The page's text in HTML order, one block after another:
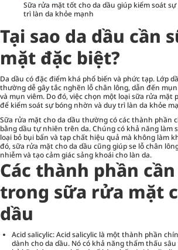
Sữa rửa mặt tốt cho da dầu giúp kiểm soát
trì làn da khỏe mạnh
Tại sao da dầu cần
mặt đặc biệt?
Da dầu có đặc điểm khá phổ biến và phức tạp. Lớp
thường dễ gây tắc nghẽn lỗ chân lông, dẫn đến
và mụn viêm. Do đó, việc chọn một loại sữa rửa
để kiểm soát sự bóng nhờn và duy trì làn da khỏe
Sữa rửa mặtcho da dầu thường có các thành phần
bằng dầu tự nhiên trên da. Chúng có khả năng làm
loại bỏ bụi bẩn và tạp chất hiệu quả mà không làm
đó, sữa rửa mặt cho da dầu cũng giúp se lỗ chân
nhiễm và tạo cảm giác sảng khoái cho làn da.
Các thành phần
trong sữa rửa mặt
dầu
Acid salicylic: Acid salicylic là một thành phần
dành cho da dầu. Nó có khả năng thẩm thấu sâu